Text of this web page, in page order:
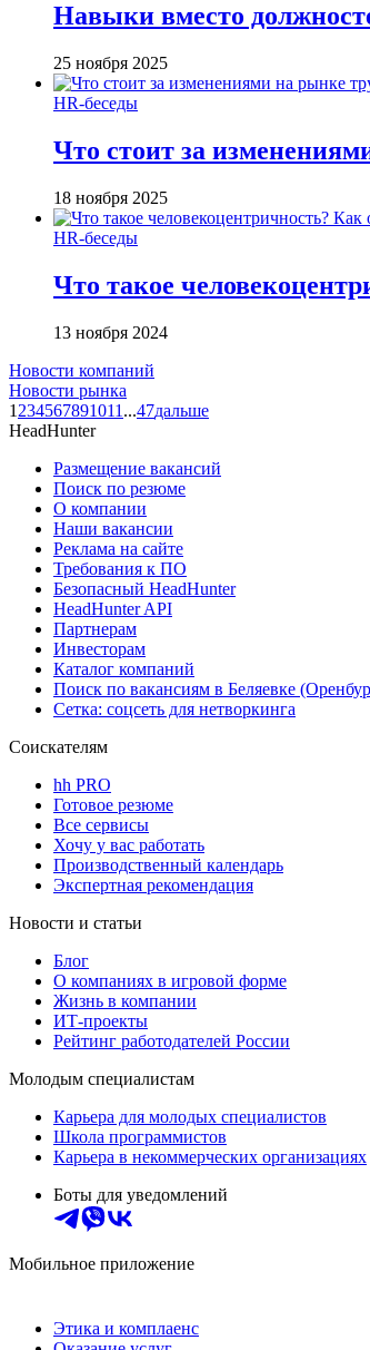
Навыки вместо
25 ноября 2025
HR-беседы
Что стоит за
18 ноября 2025
HR-беседы
Что такое
13 ноября 2024
Новости компаний
Новости рынка
1 234567891011 ...47дальше
HeadHunter
Размещение вакансий
Поиск по резюме
О компании
Наши вакансии
Реклама на сайте
Требования к ПО
Безопасный HeadHunter
HeadHunter API
Партнерам
Инвесторам
Каталог компаний
Поиск по вакансиям в Беляевке
Сетка: соцсеть для нетворкинга
Соискателям
hh PRO
Готовое резюме
Все сервисы
Хочу у вас работать
Производственный календарь
Экспертная рекомендация
Новости и статьи
Блог
О компаниях в игровой форме
Жизнь в компании
ИТ-проекты
Рейтинг работодателей России
Молодым специалистам
Карьера для молодых специалистов
Школа программистов
Карьера в некоммерческих организациях
Боты для уведомлений
Мобильное приложение
Этика и комплаенс